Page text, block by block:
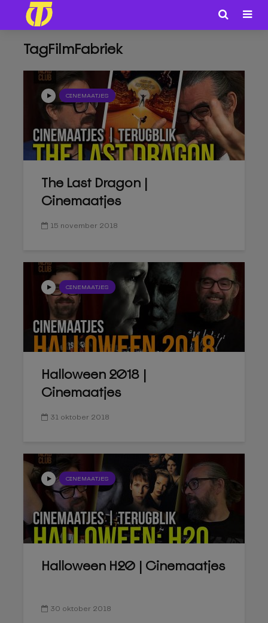
TagFilmFabriek
CINEMAATJES
The Last Dragon |
Cinemaatjes
15 november 2018
CINEMAATJES
Halloween 2018 |
Cinemaatjes
31 oktober 2018
CINEMAATJES
Halloween H20 | Cinemaatjes
30 oktober 2018